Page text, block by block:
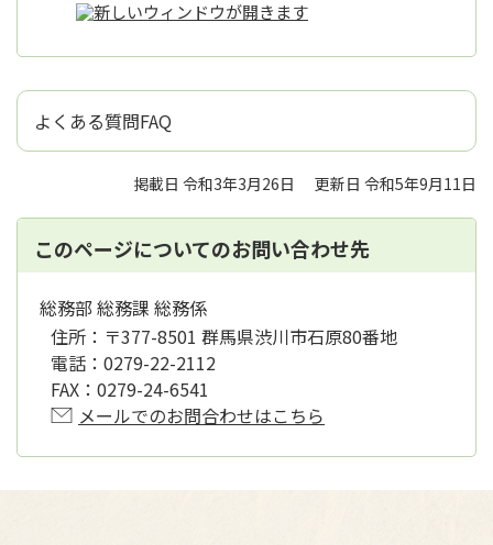
よくある質問FAQ
掲載日 令和3年3月26日 更新日 令和5年9月11日
このページについてのお問い合わせ先
総務部 総務課 総務係
住所： 〒377-8501 群馬県渋川市石原80番地
電話： 0279-22-2112
FAX： 0279-24-6541
メールでのお問合わせはこちら